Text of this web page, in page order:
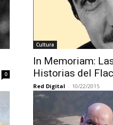
0
Cultura
In Memoriam:
Historias del
Red Digital - 10/22/2015